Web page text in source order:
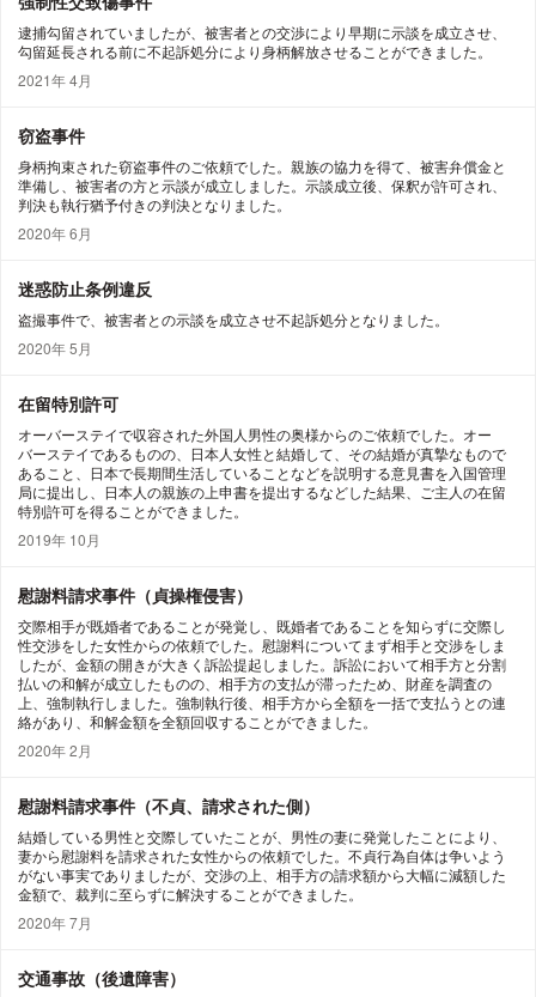
逮捕勾留されていましたが、被害者との交渉により早期に示談を成立させ、
勾留延長される前に不起訴処分により身柄解放させることができました。
2021年 4月
窃盗事件
身柄拘束された窃盗事件のご依頼でした。親族の協力を得て、被害弁償金と
準備し、被害者の方と示談が成立しました。示談成立後、保釈が許可され、
判決も執行猶予付きの判決となりました。
2020年 6月
迷惑防止条例違反
盗撮事件で、被害者との示談を成立させ不起訴処分となりました。
2020年 5月
在留特別許可
オーバーステイで収容された外国人男性の奥様からのご依頼でした。オー
バーステイであるものの、日本人女性と結婚して、その結婚が真摯なもので
あること、日本で長期間生活していることなどを説明する意見書を入国管理
局に提出し、日本人の親族の上申書を提出するなどした結果、ご主人の在留
特別許可を得ることができました。
2019年 10月
慰謝料請求事件（貞操権侵害）
交際相手が既婚者であることが発覚し、既婚者であることを知らずに交際し
性交渉をした女性からの依頼でした。慰謝料についてまず相手と交渉をしま
したが、金額の開きが大きく訴訟提起しました。訴訟において相手方と分割
払いの和解が成立したものの、相手方の支払が滞ったため、財産を調査の
上、強制執行しました。強制執行後、相手方から全額を一括で支払うとの連
絡があり、和解金額を全額回収することができました。
2020年 2月
慰謝料請求事件（不貞、請求された側）
結婚している男性と交際していたことが、男性の妻に発覚したことにより、
妻から慰謝料を請求された女性からの依頼でした。不貞行為自体は争いよう
がない事実でありましたが、交渉の上、相手方の請求額から大幅に減額した
金額で、裁判に至らずに解決することができました。
2020年 7月
交通事故（後遺障害）